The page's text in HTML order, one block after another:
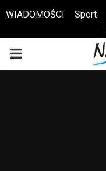
Otwórz pasek narzędzi
WIADOMOŚCI Sport
PRIMARY